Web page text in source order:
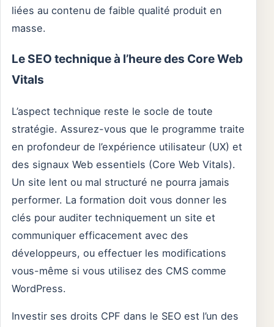
liées au contenu de faible qualité produit en
masse.
Le SEO technique à l’heure des Core Web
Vitals
L’aspect technique reste le socle de toute
stratégie. Assurez-vous que le programme traite
en profondeur de l’expérience utilisateur (UX) et
des signaux Web essentiels (Core Web Vitals).
Un site lent ou mal structuré ne pourra jamais
performer. La formation doit vous donner les
clés pour auditer techniquement un site et
communiquer efficacement avec des
développeurs, ou effectuer les modifications
vous-même si vous utilisez des CMS comme
WordPress.
Investir ses droits CPF dans le SEO est l’un des